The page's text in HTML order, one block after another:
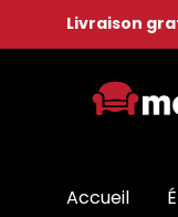
Livraison
Accueil